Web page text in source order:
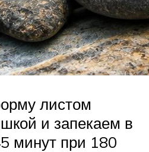
листом
и запекаем в
минут при 180